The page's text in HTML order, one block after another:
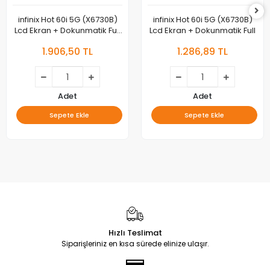
infinix Hot 60i 5G (X6730B)
Lcd Ekran + Dokunmatik Full
1.906,50 TL
Adet
Sepete Ekle
infinix Hot 60i 5G (X6730B)
Lcd Ekran + Dokunmatik Full
1.286,89 TL
Adet
Sepete Ekle
Hızlı Teslimat
Siparişleriniz en kısa sürede elinize ulaşır.